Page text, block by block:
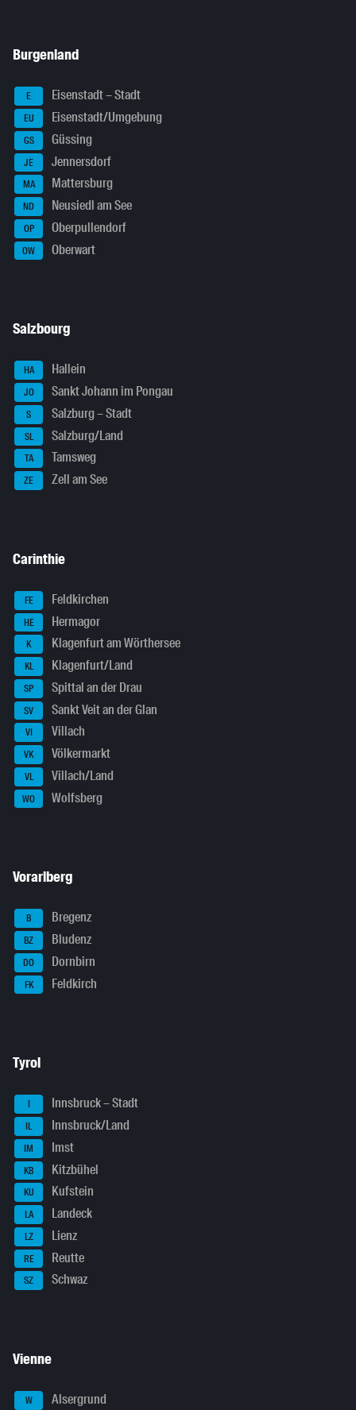
Burgenland
E Eisenstadt – Stadt
EU Eisenstadt/Umgebung
GS Güssing
JE Jennersdorf
MA Mattersburg
ND Neusiedl am See
OP Oberpullendorf
OW Oberwart
Salzbourg
HA Hallein
JO Sankt Johann im Pongau
S Salzburg – Stadt
SL Salzburg/Land
TA Tamsweg
ZE Zell am See
Carinthie
FE Feldkirchen
HE Hermagor
K Klagenfurt am Wörthersee
KL Klagenfurt/Land
SP Spittal an der Drau
SV Sankt Veit an der Glan
VI Villach
VK Völkermarkt
VL Villach/Land
WO Wolfsberg
Vorarlberg
B Bregenz
BZ Bludenz
DO Dornbirn
FK Feldkirch
Tyrol
I Innsbruck – Stadt
IL Innsbruck/Land
IM Imst
KB Kitzbühel
KU Kufstein
LA Landeck
LZ Lienz
RE Reutte
SZ Schwaz
Vienne
W Alsergrund